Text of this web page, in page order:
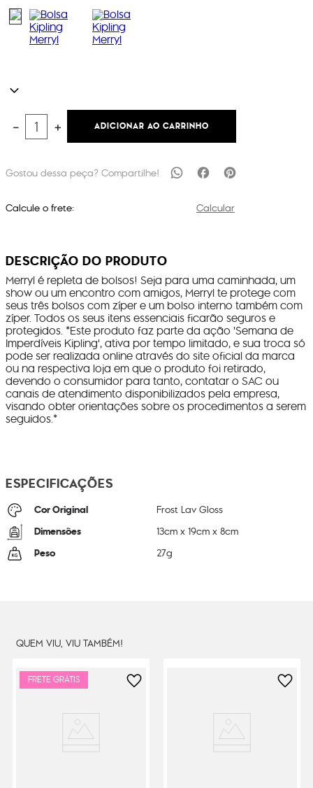
＋
－ ADICIONAR AO CARRINHO
Calcule o frete: Calcular
DESCRIÇÃO DO PRODUTO
Merryl é repleta de bolsos! Seja para uma caminhada, um
show ou um encontro com amigos, Merryl te protege com
seus três bolsos com zíper e um bolso interno também com
zíper. Todos os seus itens essenciais ficarão seguros e
protegidos. *Este produto faz parte da ação 'Semana de
Imperdíveis Kipling', ativa por tempo limitado, e sua troca só
pode ser realizada online através do site oficial da marca
ou na respectiva loja em que o produto foi retirado,
devendo o consumidor para tanto, contatar o SAC ou
canais de atendimento disponibilizados pela empresa,
visando obter orientações sobre os procedimentos a serem
seguidos.*
ESPECIFICAÇÕES
Cor Original Frost Lav Gloss
Dimensões 13cm x19cm x8cm
Peso 27g
QUEM VIU, VIU TAMBÉM!
FRETE GRÁTIS